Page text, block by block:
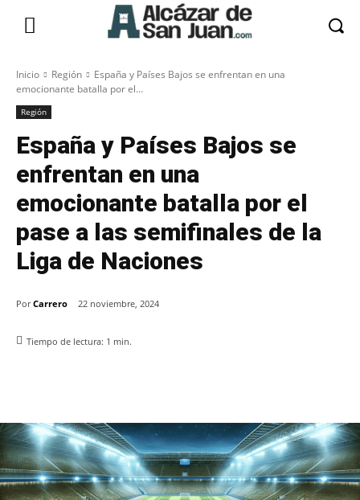
Inicio Región
España y Países Bajos se enfrentan en una
emocionante batalla por el...
Región
España y Países Bajos se
enfrentan en una
emocionante batalla por el
pase a las semifinales de la
Liga de Naciones
Por Carrero 22 noviembre, 2024
Tiempo de lectura: 1 min.